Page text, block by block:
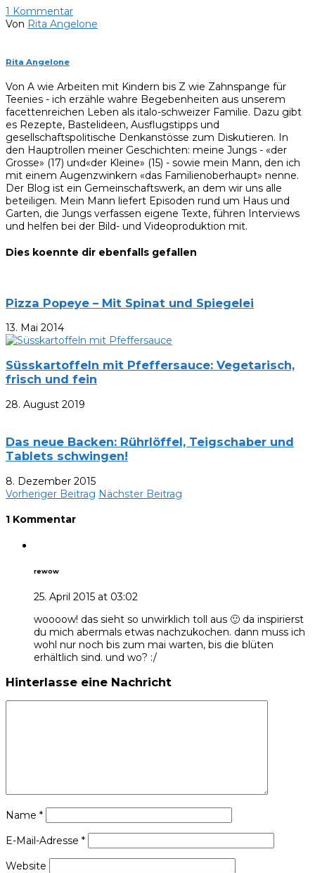
1 Kommentar
Von Rita Angelone
Rita Angelone
Von A wie Arbeiten mit Kindern bis Z wie Zahnspange für
Teenies - ich erzähle wahre Begebenheiten aus unserem
facettenreichen Leben als italo-schweizer Familie. Dazu gibt
es Rezepte, Bastelideen, Ausflugstipps und
gesellschaftspolitische Denkanstösse zum Diskutieren. In
den Hauptrollen meiner Geschichten: meine Jungs - «der
Grosse» (17) und«der Kleine» (15) - sowie mein Mann, den ich
mit einem Augenzwinkern «das Familienoberhaupt» nenne.
Der Blog ist ein Gemeinschaftswerk, an dem wir uns alle
beteiligen. Mein Mann liefert Episoden rund um Haus und
Garten, die Jungs verfassen eigene Texte, führen Interviews
und helfen bei der Bild- und Videoproduktion mit.
Dies koennte dir ebenfalls gefallen
Pizza Popeye – Mit Spinat und Spiegelei
13. Mai 2014
Süsskartoffeln mit Pfeffersauce: Vegetarisch,
frisch und fein
28. August 2019
Das neue Backen: Rührlöffel, Teigschaber und
Tablets schwingen!
8. Dezember 2015
Vorheriger Beitrag Nächster Beitrag
1 Kommentar
rewow
25. April 2015 at 03:02
woooow! das sieht so unwirklich toll aus 🙂 da inspirierst
du mich abermals etwas nachzukochen. dann muss ich
wohl nur noch bis zum mai warten, bis die blüten
erhältlich sind. und wo? :/
Hinterlasse eine Nachricht
Name *
E-Mail-Adresse *
Website